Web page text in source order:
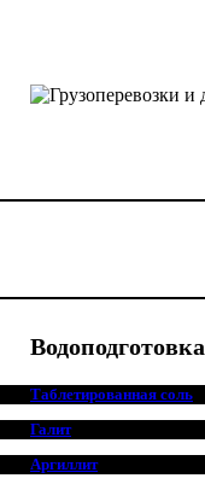
Водоподготовка
Таблетированная соль
Галит
Аргиллит